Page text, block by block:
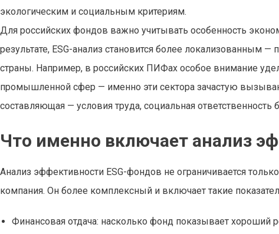
экологическим и социальным критериям.
Для российских фондов важно учитывать особенность
результате, ESG-анализ становится более
страны. Например, в российских ПИФах особое внимание
промышленной сфер — именно эти сектора зачастую
составляющая — условия труда, социальная ответственность
Что именно включает анализ
Анализ эффективности ESG-фондов не ограничивается
компания. Он более комплексный и включает такие
Финансовая отдача: насколько фонд показывает хороший